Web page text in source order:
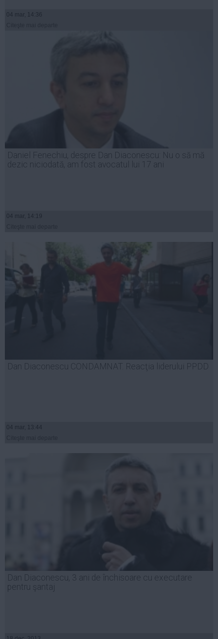
04 mar, 14:36
Daniel Fenechiu, despre Dan Diaconescu: Nu o să mă
dezic niciodată, am fost avocatul lui 17 ani
04 mar, 14:19
Dan Diaconescu CONDAMNAT. Reacţia liderului PPDD
04 mar, 13:44
Dan Diaconescu, 3 ani de închisoare cu executare
pentru şantaj